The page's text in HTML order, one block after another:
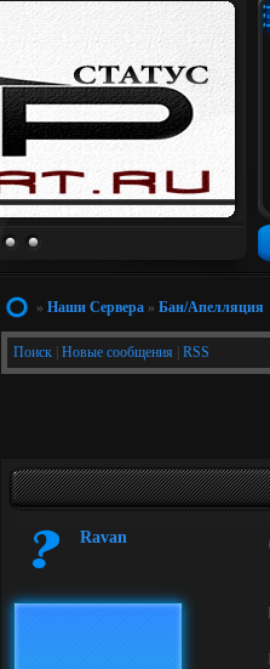
» Наши Сервера» Бан/Апелляция
Поиск| Новые сообщения RSS
Ravan